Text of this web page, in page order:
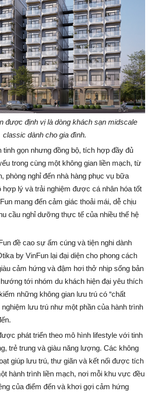
được định vị là dòng khách sạn midscale
classic dành cho gia đình.
tinh gọn nhưng đồng bộ, tích hợp đầy đủ
trong cùng một không gian liền mạch, từ
phòng nghỉ đến nhà hàng phục vụ bữa
hợp lý và trải nghiệm được cá nhân hóa tốt
mang đến cảm giác thoải mái, dễ chịu
cầu nghỉ dưỡng thực tế của nhiều thế hệ
đề cao sự ấm cúng và tiện nghi dành
by VinFun lại đại diện cho phong cách
cảm hứng và đậm hơi thở nhịp sống bản
tới nhóm du khách hiện đại yêu thích
những không gian lưu trú có “chất
nghiệm lưu trú như một phần của hành trình
phát triển theo mô hình lifestyle với tinh
trẻ trung và giàu năng lượng. Các không
giúp lưu trú, thư giãn và kết nối được tích
hành trình liền mạch, nơi mỗi khu vực đều
của điểm đến và khơi gợi cảm hứng